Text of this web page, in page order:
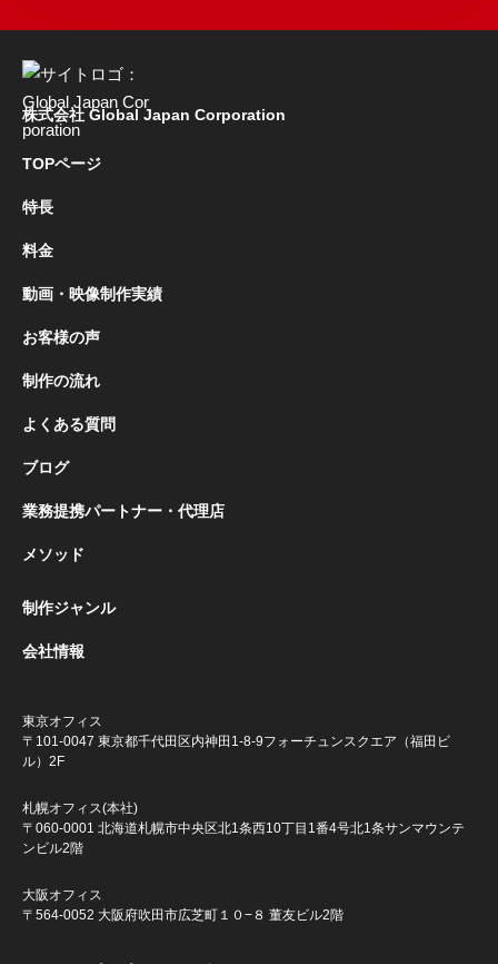
株式会社 Global Japan Corporation
TOPページ
特長
料金
動画・映像制作実績
お客様の声
制作の流れ
よくある質問
ブログ
業務提携パートナー・代理店
メソッド
制作ジャンル
会社情報
東京オフィス
〒101-0047 東京都千代田区内神田1-8-9フォーチュンスクエア（福田ビ
ル）2F
札幌オフィス(本社)
〒060-0001 北海道札幌市中央区北1条西10丁目1番4号北1条サンマウンテ
ンビル2階
大阪オフィス
〒564-0052 大阪府吹田市広芝町１０−８ 董友ビル2階